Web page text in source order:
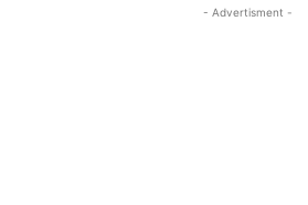
- Advertisment -